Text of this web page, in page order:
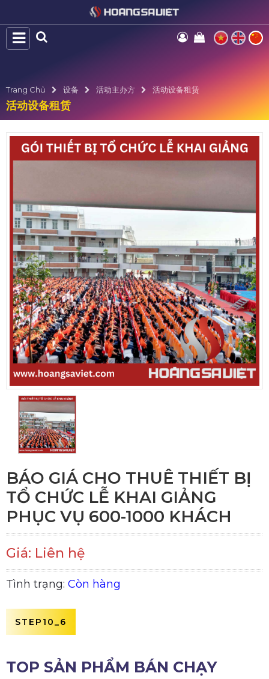
Trang Chủ 设备 活动主办方 活动设备租赁
活动设备租赁
BÁO GIÁ CHO THUÊ THIẾT BỊ
TỔ CHỨC LỄ KHAI GIẢNG
PHỤC VỤ 600-1000 KHÁCH
Giá: Liên hệ
Tình trạng: Còn hàng
STEP10_6
TOP SẢN PHẨM BÁN CHẠY